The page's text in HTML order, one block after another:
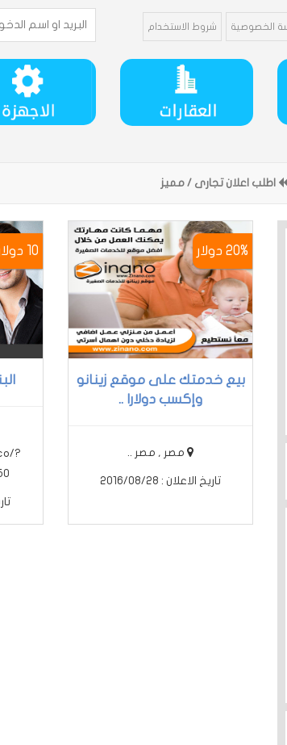
الخصوصية شروط الاستخدام
اطلب اعلان تجارى / مميز
20% دوﻻر
بيع خدمتك على موقع زينانو
وإكسب دولارا ..
مصر , مصر ..
تاريخ الاعلان : 2016/08/28
10 دولار دوﻻر
?
..